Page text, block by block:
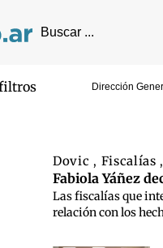
Dirección
Dovic , Fiscalías ,
Fabiola Yáñez
Las fiscalías que
relación con los